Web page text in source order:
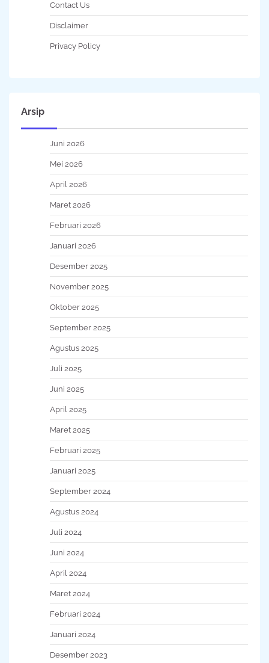
Contact Us
Disclaimer
Privacy Policy
Arsip
Juni 2026
Mei 2026
April 2026
Maret 2026
Februari 2026
Januari 2026
Desember 2025
November 2025
Oktober 2025
September 2025
Agustus 2025
Juli 2025
Juni 2025
April 2025
Maret 2025
Februari 2025
Januari 2025
September 2024
Agustus 2024
Juli 2024
Juni 2024
April 2024
Maret 2024
Februari 2024
Januari 2024
Desember 2023